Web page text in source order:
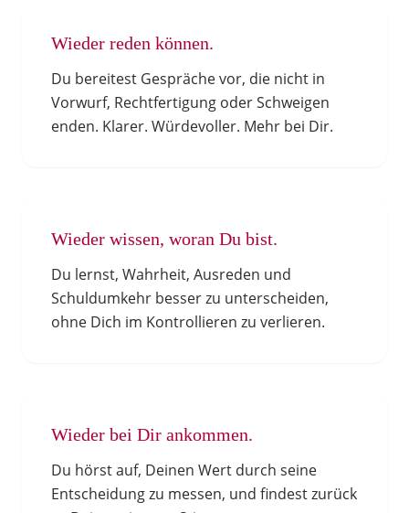
Wieder reden können.
Du bereitest Gespräche vor, die nicht in
Vorwurf, Rechtfertigung oder Schweigen
enden. Klarer. Würdevoller. Mehr bei Dir.
Wieder wissen, woran Du bist.
Du lernst, Wahrheit, Ausreden und
Schuldumkehr besser zu unterscheiden,
ohne Dich im Kontrollieren zu verlieren.
Wieder bei Dir ankommen.
Du hörst auf, Deinen Wert durch seine
Entscheidung zu messen, und findest zurück